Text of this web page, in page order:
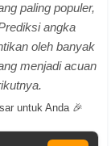
paling populer,
angka
oleh banyak
menjadi acuan
untuk Anda 🎉